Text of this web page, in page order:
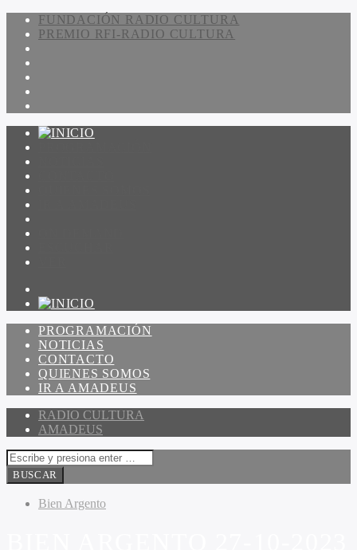
FUNDACIÓN RADIO CULTURA
PREMIO RFI-RADIO CULTURA
PROGRAMACIÓN
NOTICIAS
CONTACTO
QUIENES SOMOS
IR A AMADEUS
RADIO CULTURA
AMADEUS
Bien Argento